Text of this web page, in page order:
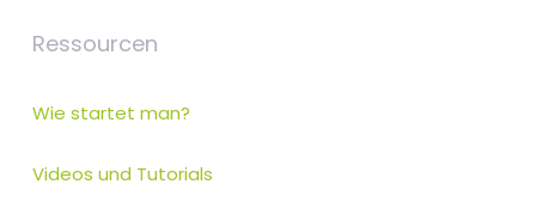
Ressourcen
Wie startet man?
Videos und Tutorials